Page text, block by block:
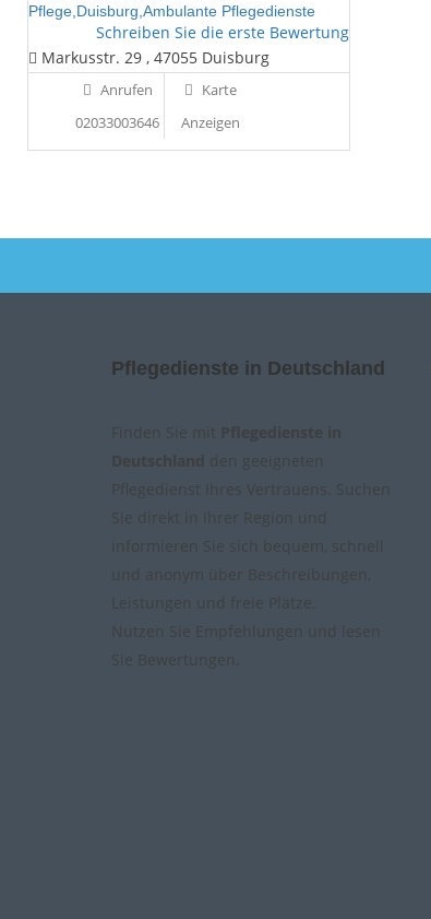
Pflege,Duisburg,Ambulante Pflegedienste
Schreiben Sie die erste Bewertung
Markusstr. 29 , 47055 Duisburg
Anrufen
02033003646
Karte
Anzeigen
Pflegedienste in Deutschland
Finden Sie mit Pflegedienste in
Deutschland den geeigneten
Pflegedienst Ihres Vertrauens. Suchen
Sie direkt in Ihrer Region und
informieren Sie sich bequem, schnell
und anonym über Beschreibungen,
Leistungen und freie Plätze.
Nutzen Sie Empfehlungen und lesen
Sie Bewertungen.